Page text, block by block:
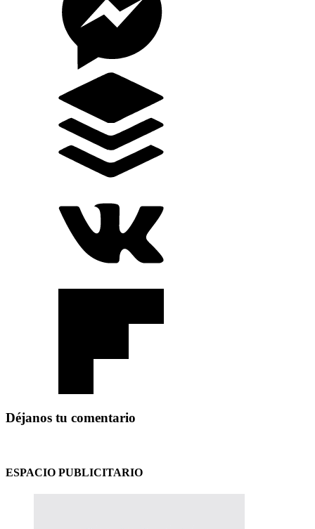
Déjanos tu comentario
ESPACIO PUBLICITARIO